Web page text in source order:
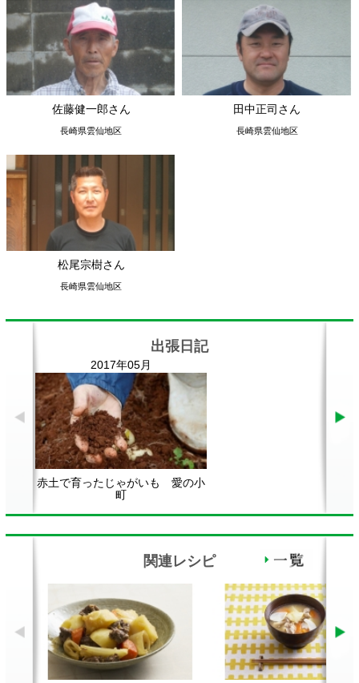
佐藤健一郎さん
長崎県雲仙地区
田中正司さん
長崎県雲仙地区
松尾宗樹さん
長崎県雲仙地区
2017年05月
赤土で育ったじゃがいも 愛の小
町
関連レシピ